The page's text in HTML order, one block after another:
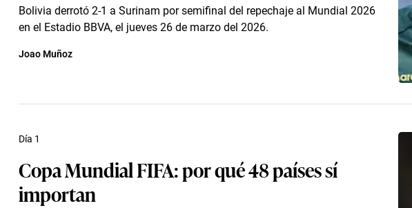
Bolivia derrotó 2-1 a Surinam por semifinal del repechaje al Mundial 2026
en el Estadio BBVA, el jueves 26 de marzo del 2026.
Joao Muñoz
Copa Mundial FIFA: por qué 48 países sí
importan
Día 1